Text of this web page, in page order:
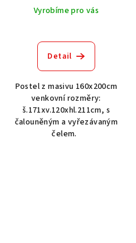
Vyrobíme pro vás
Detail
Postel z masivu 160x200cm
venkovní rozměry:
š.171xv.120xhl.211cm, s
čalouněným a vyřezávaným
čelem.